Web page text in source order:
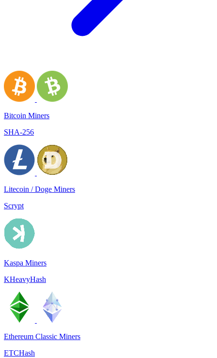
Bitcoin Miners
SHA-256
Litecoin / Doge Miners
Scrypt
Kaspa Miners
KHeavyHash
Ethereum Classic Miners
ETCHash